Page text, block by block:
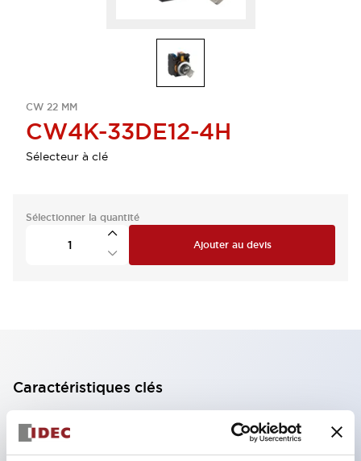
CW 22 MM
CW4K-33DE12-4H
Sélecteur à clé
Sélectionner la quantité
Ajouter au devis
Caractéristiques clés
Bloc de contact à 2 étages avec 2 contacts,
permettant une configuration à 4 contacts